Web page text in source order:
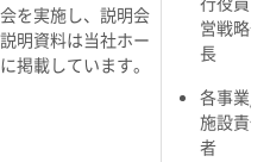
を実施し、説明会
明資料は当社ホー
掲載しています。
営戦略部
長
各事業/
施設責任
者